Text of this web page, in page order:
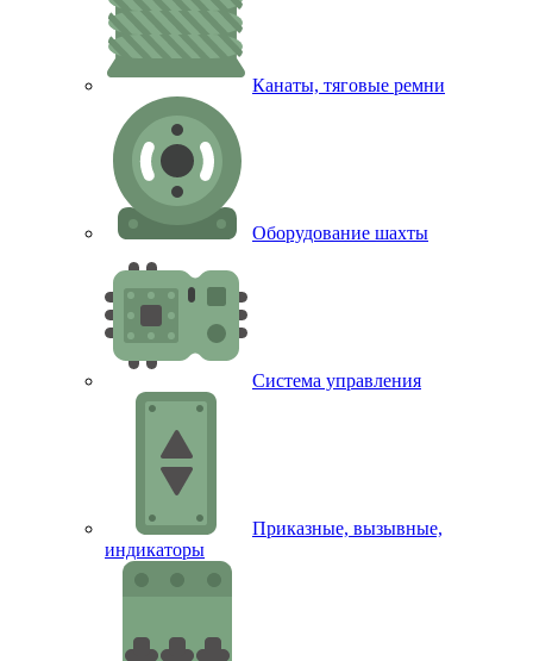
Канаты, тяговые ремни
Оборудование шахты
Система управления
Приказные, вызывные,
индикаторы